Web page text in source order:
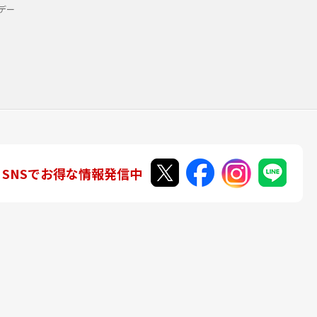
ー
SNSでお得な情報発信中